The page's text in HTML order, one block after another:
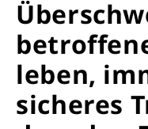
leben,
sicheres